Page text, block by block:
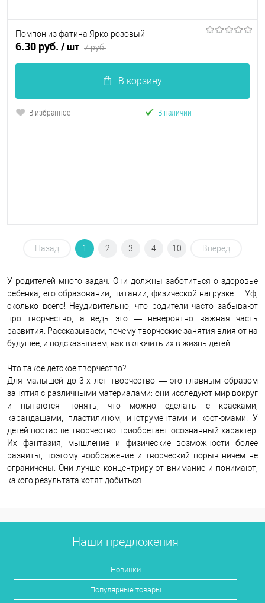
Помпон из фатина Ярко-розовый
6.30 руб. / шт 7 руб.
В корзину
В избранное В наличии
Назад 1 2 3 4 10 Вперед
У родителей много задач. Они должны заботиться о здоровье
ребенка, его образовании, питании, физической нагрузке… Уф,
сколько всего! Неудивительно, что родители часто забывают
про творчество, а ведь это — невероятно важная часть
развития. Рассказываем, почему творческие занятия влияют на
будущее, и подсказываем, как включить их в жизнь детей.
Что такое детское творчество?
Для малышей до 3-х лет творчество — это главным образом
занятия с различными материалами: они исследуют мир вокруг
и пытаются понять, что можно сделать с красками,
карандашами, пластилином, инструментами и костюмами. У
детей постарше творчество приобретает осознанный характер.
Их фантазия, мышление и физические возможности более
развиты, поэтому воображение и творческий порыв ничем не
ограничены. Они лучше концентрируют внимание и понимают,
какого результата хотят добиться.
Наши предложения
Новинки
Популярные товары